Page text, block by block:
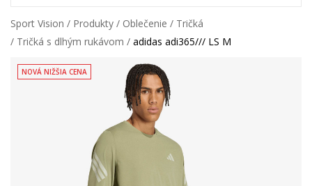
Sport Vision Produkty Oblečenie
Tričká
Tričká s dlhým rukávom
adidas adi365/// LS M
NOVÁ NIŽŠIA CENA